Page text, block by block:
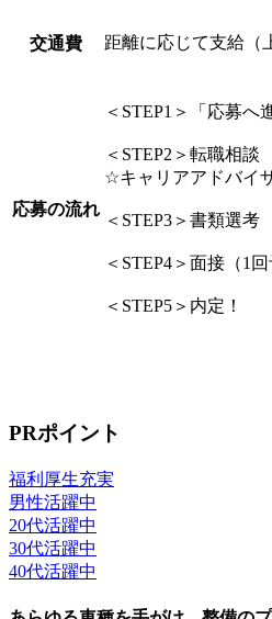
交通費 距離に応じて支給（
応募の流れ
＜STEP1＞「応募へ
＜STEP2＞転職相談
☆キャリアアドバイ
＜STEP3＞書類選考
＜STEP4＞面接（1
＜STEP5＞内定！
PRポイント
福利厚生充実
男性活躍中
20代活躍中
30代活躍中
40代活躍中